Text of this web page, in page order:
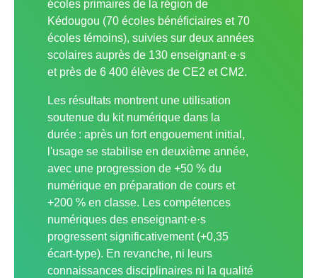
écoles primaires de la région de
Kédougou (70 écoles bénéficiaires et 70
écoles témoins), suivies sur deux années
scolaires auprès de 130 enseignant·e·s
et près de 6 400 élèves de CE2 et CM2.
Les résultats montrent une utilisation
soutenue du kit numérique dans la
durée : après un fort engouement initial,
l'usage se stabilise en deuxième année,
avec une progression de +50 % du
numérique en préparation de cours et
+200 % en classe. Les compétences
numériques des enseignant·e·s
progressent significativement (+0,35
écart-type). En revanche, ni leurs
connaissances disciplinaires ni la qualité